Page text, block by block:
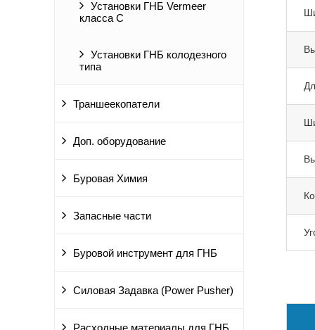
Установки ГНБ Vermeer
класса С
Установки ГНБ колодезного
типа
Траншеекопатели
Доп. оборудование
Буровая Химия
Запасные части
Буровой инструмент для ГНБ
Силовая Задавка (Power Pusher)